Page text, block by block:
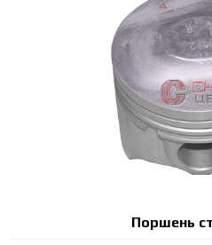
Поршень